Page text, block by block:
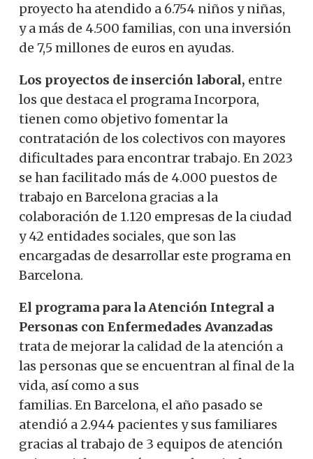
proyecto ha atendido a 6.754 niños y niñas,
y a más de 4.500 familias, con una inversión
de 7,5 millones de euros en ayudas.
Los proyectos de inserción laboral, entre
los que destaca el programa Incorpora,
tienen como objetivo fomentar la
contratación de los colectivos con mayores
dificultades para encontrar trabajo. En 2023
se han facilitado más de 4.000 puestos de
trabajo en Barcelona gracias a la
colaboración de 1.120 empresas de la ciudad
y 42 entidades sociales, que son las
encargadas de desarrollar este programa en
Barcelona.
El programa para la Atención Integral a
Personas con Enfermedades Avanzadas
trata de mejorar la calidad de la atención a
las personas que se encuentran al final de la
vida, así como a sus
familias. En Barcelona, el año pasado se
atendió a 2.944 pacientes y sus familiares
gracias al trabajo de 3 equipos de atención